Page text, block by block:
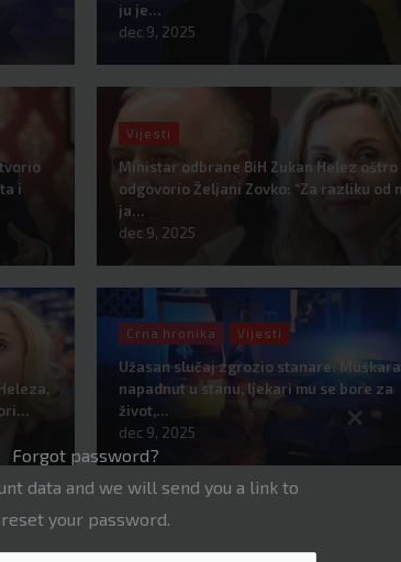
Forgot password?
data and we will send you a link to
reset your password.
×
ju je…
dec 9, 2025
i
Vijesti
Ministar odbrane BiH Zukan Helez oštro
odgovorio Željani Zovko: “Za razliku od
ja…
dec 9, 2025
Crna hronika Vijesti
Užasan slučaj zgrozio stanare:
napadnut u stanu, ljekari mu se bore za
život,…
dec 9, 2025